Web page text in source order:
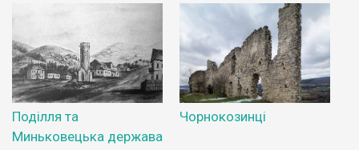
Поділля та
Миньковецька держава
Чорнокозинці